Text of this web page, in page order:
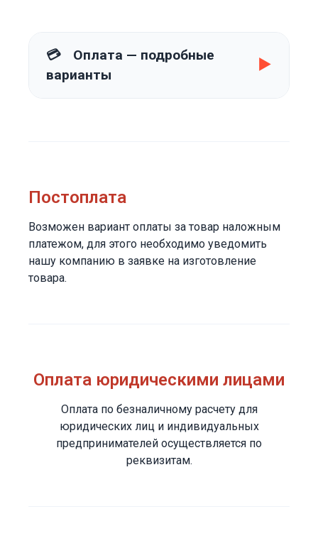
💳
Оплата — подробные
варианты
▶
Постоплата
Возможен вариант оплаты за товар наложным
платежом, для этого необходимо уведомить
нашу компанию в заявке на изготовление
товара.
Оплата юридическими лицами
Оплата по безналичному расчету для
юридических лиц и индивидуальных
предпринимателей осуществляется по
реквизитам.